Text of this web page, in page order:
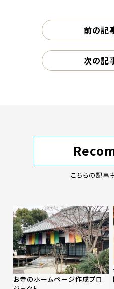
前の記
次の記
こちらの記事
お寺のホームページ作成プロ